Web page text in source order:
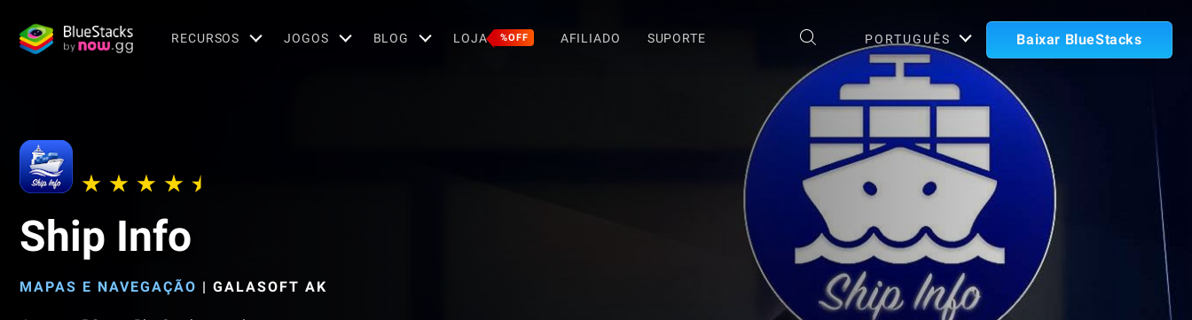
RECURSOS JOGOS BLOG LOJA %OFF AFILIADO SUPORTE PORTUGUÊS Baixar BlueStacks
Ship Info
MAPAS E NAVEGAÇÃO | GALASOFT AK